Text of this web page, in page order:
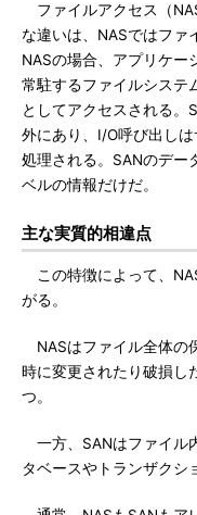
ファイルアクセス（
な違いは、NASではファ
NASの場合、アプリケー
常駐するファイルシステ
としてアクセスされる。
外にあり、I/O呼び出し
処理される。SANのデー
ベルの情報だけだ。
主な実質的相違点
この特徴によって、
がる。
NASはファイル全体の
時に変更されたり破損し
つ。
一方、SANはファイル
タベースやトランザクシ